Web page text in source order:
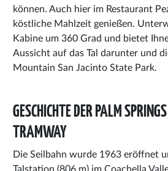
können. Auch hier im Restaurant
köstliche Mahlzeit genießen.
Kabine um 360 Grad und bietet
Aussicht auf das Tal darunter und
Mountain San Jacinto State Park.
GESCHICHTE DER PALM
TRAMWAY
Die Seilbahn wurde 1963 eröffnet
Talstation (806 m) im Coachella